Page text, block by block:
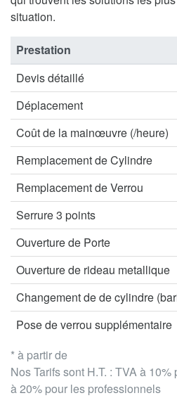
situation.
* à partir de
Nos Tarifs sont H.T. : TVA à
à 20% pour les professionnels
Prestation
Devis détaillé
Déplacement
Coût de la mainœuvre (/heure)
Remplacement de Cylindre
Remplacement de Verrou
Serrure 3 points
Ouverture de Porte
Ouverture de rideau metallique
Changement de de cylindre
Pose de verrou supplémentaire